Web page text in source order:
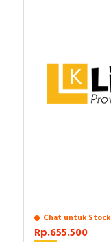
Chat untuk Stock
Rp.655.500